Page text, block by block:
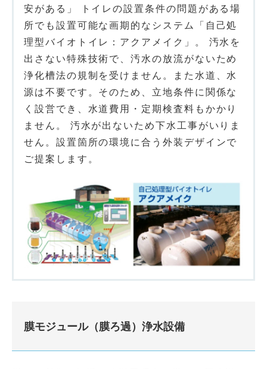
安がある」 トイレの設置条件の問題がある場
所でも設置可能な画期的なシステム「自己処
理型バイオトイレ：アクアメイク」。 汚水を
出さない特殊技術で、汚水の放流がないため
浄化槽法の規制を受けません。また水道、水
源は不要です。そのため、立地条件に関係な
く設営でき、水道費用・定期検査料もかかり
ません。 汚水が出ないため下水工事がいりま
せん。設置箇所の環境に合う外装デザインで
ご提案します。
膜モジュール（膜ろ過）浄水設備